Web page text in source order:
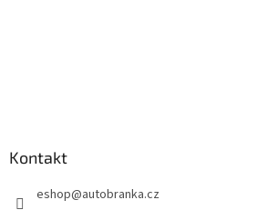
Kontakt
eshop@autobranka.cz